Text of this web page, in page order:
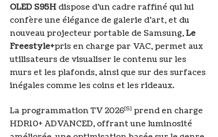
OLED S95H dispose d’un cadre raffiné qui lui
confère une élégance de galerie d’art, et du
nouveau projecteur portable de Samsung,Le
Freestyle+pris en charge par VAC, permet aux
utilisateurs de visualiser le contenu sur les
murs et les plafonds, ainsi que sur des surfaces
inégales comme les coins et les rideaux.
La programmation TV 2026[5] prend en charge
HDR10+ ADVANCED, offrant une luminosité